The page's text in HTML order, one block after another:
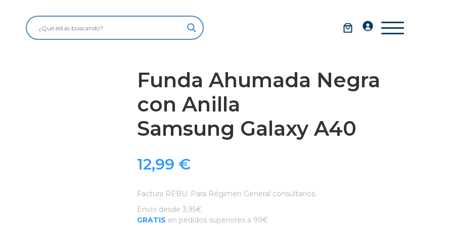
Funda Ahumada Negra
con Anilla
Samsung Galaxy A40
12,99 €
Factura REBU. Para Régimen General consúltanos.
Envío desde 3,95€
GRATIS en pedidos superiores a 99€